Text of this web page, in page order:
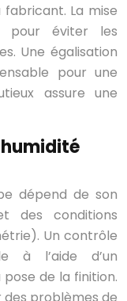
La mise
pour éviter les
Une égalisation
pour une
assure une
dépend de son
des conditions
Un contrôle
à l’aide d’un
de la finition.